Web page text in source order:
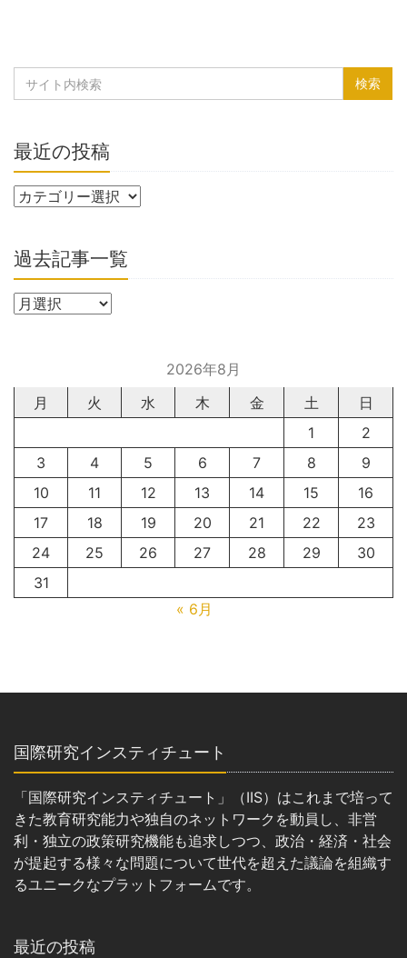
最近の投稿
過去記事一覧
2026年8月
月
火 水 木 金 土
日
1
2
3
4 5 6 7 8
9
10
11 12 13 14 15
16
17
18 19 20 21 22
23
24
25 26 27 28 29
30
31
« 6月
国際研究インスティチュート
「国際研究インスティチュート」（IIS）はこれまで培って
きた教育研究能力や独自のネットワークを動員し、非営
利・独立の政策研究機能も追求しつつ、政治・経済・社会
が提起する様々な問題について世代を超えた議論を組織す
るユニークなプラットフォームです。
最近の投稿